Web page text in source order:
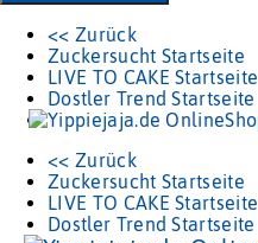
<< Zurück
Zuckersucht Startseite
LIVE TO CAKE Startseite
Dostler Trend Startseite
<< Zurück
Zuckersucht Startseite
LIVE TO CAKE Startseite
Dostler Trend Startseite